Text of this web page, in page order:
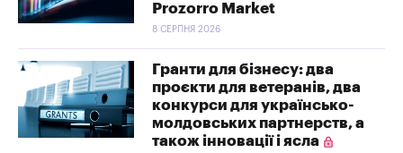
Prozorro Market
8 СЕРПНЯ 2026
Гранти для бізнесу: два
проєкти для ветеранів, два
конкурси для українсько-
молдовських партнерств, а
також інновації і ясла